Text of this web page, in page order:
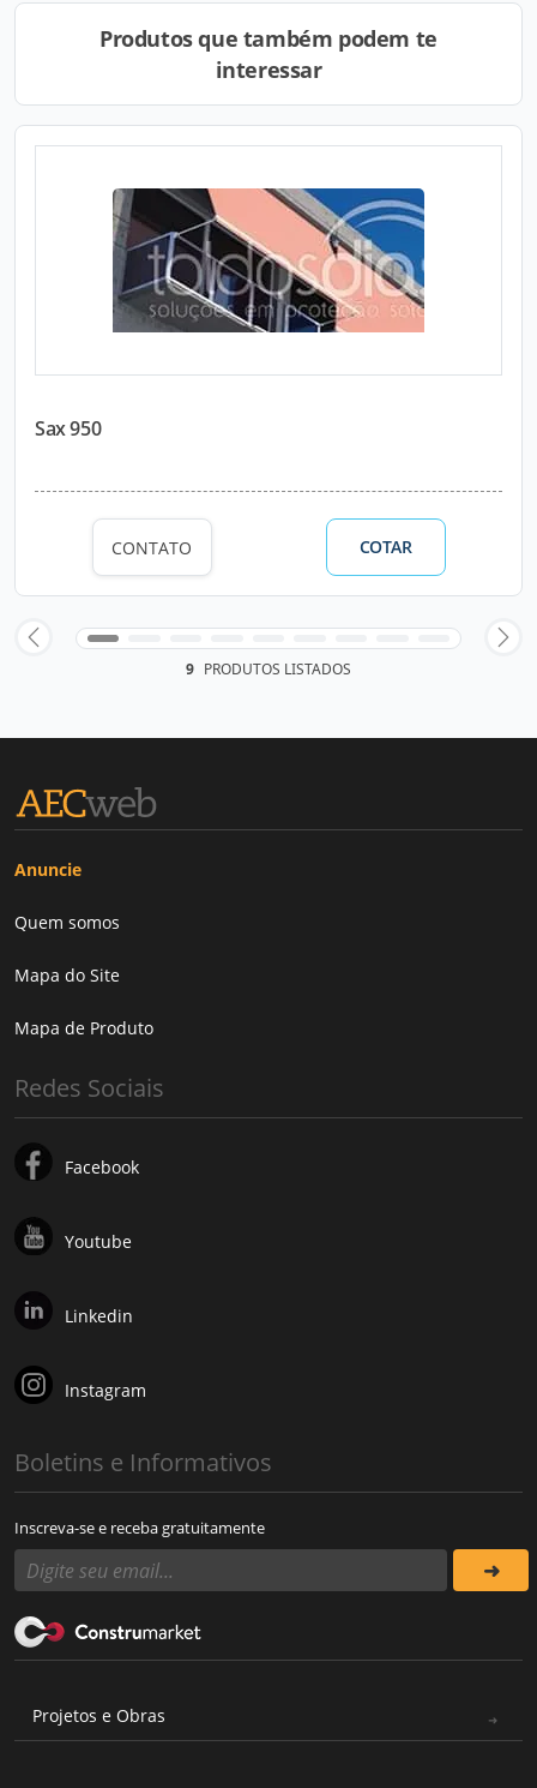
Produtos que também podem te
interessar
Sax 950
CONTATO COTAR
9 PRODUTOS LISTADOS
Anuncie
Quem somos
Mapa do Site
Mapa de Produto
Redes Sociais
Facebook
Youtube
Linkedin
Instagram
Boletins e Informativos
Inscreva-se e receba gratuitamente
Projetos e Obras